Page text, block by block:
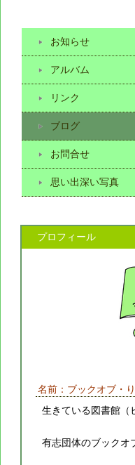
お知らせ
アルバム
リンク
ブログ
お問合せ
思い出深い写真
プロフィール
名前：ブックオブ・
生きている図書館（
有志団体のブックオ